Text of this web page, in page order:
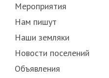
Мероприятия
Нам пишут
Наши земляки
Новости поселений
Объявления